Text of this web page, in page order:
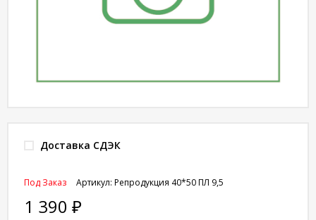
Доставка СДЭК
Артикул: Репродукция 40*50 ПЛ 9,5
Под Заказ
1 390 ₽